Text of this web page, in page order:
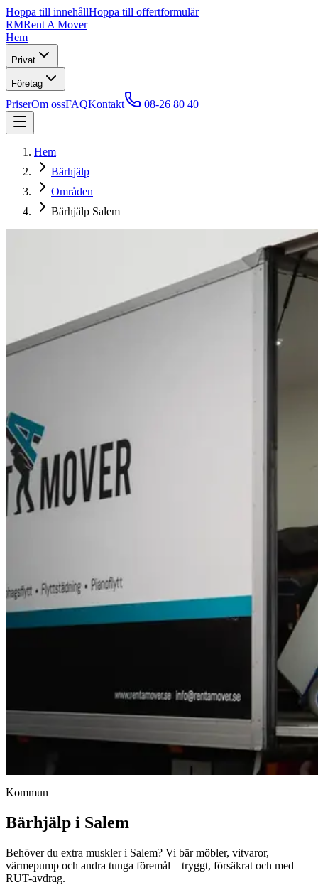
Hoppa till innehållHoppa till offertformulär
RMRent A Mover
Hem
Privat
Företag
PriserOm ossFAQKontakt 08-26 80 40
Hem
Bärhjälp
Områden
Bärhjälp Salem
Kommun
Bärhjälp i Salem
Behöver du extra muskler i Salem? Vi bär möbler, vitvaror,
värmepump och andra tunga föremål – tryggt, försäkrat och med
RUT-avdrag.